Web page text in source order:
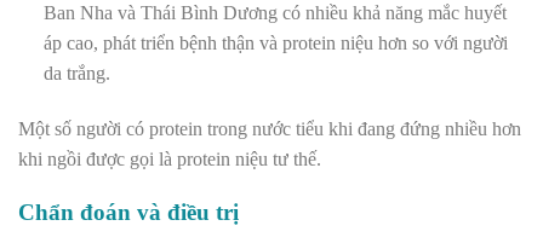
Ban Nha và Thái Bình Dương có nhiều khả năng mắc huyết
áp cao, phát triển bệnh thận và protein niệu hơn so với người
da trắng.
Một số người có protein trong nước tiểu khi đang đứng nhiều hơn
khi ngồi được gọi là protein niệu tư thế.
Chẩn đoán và điều trị